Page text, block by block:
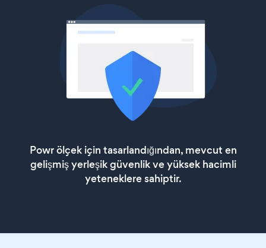
Powr ölçek için tasarlandığından, mevcut en
gelişmiş yerleşik güvenlik ve yüksek hacimli
yeteneklere sahiptir.